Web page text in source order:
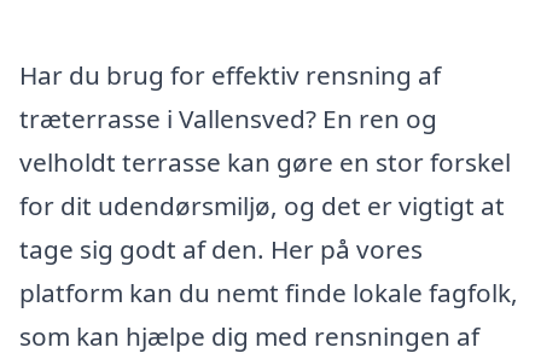
Har du brug for effektiv rensning af
træterrasse i Vallensved? En ren og
velholdt terrasse kan gøre en stor forskel
for dit udendørsmiljø, og det er vigtigt at
tage sig godt af den. Her på vores
platform kan du nemt finde lokale fagfolk,
som kan hjælpe dig med rensningen af